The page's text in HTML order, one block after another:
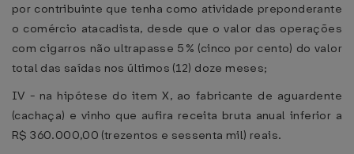
por contribuinte que tenha como atividade preponderante
o comércio atacadista, desde que o valor das operações
com cigarros não ultrapasse 5% (cinco por cento) do valor
total das saídas nos últimos (12) doze meses;
IV - na hipótese do item X, ao fabricante de aguardente
(cachaça) e vinho que aufira receita bruta anual inferior a
R$ 360.000,00 (trezentos e sessenta mil) reais.